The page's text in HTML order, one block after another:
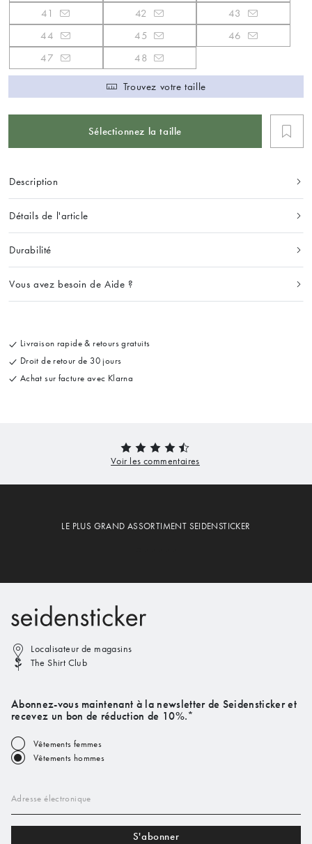
41
42
43
44
45
46
47
48
Trouvez votre taille
Sélectionnez la taille
Description
Détails de l'article
Durabilité
Vous avez besoin de Aide ?
Livraison rapide & retours gratuits
Droit de retour de 30 jours
Achat sur facture avec Klarna
LE PLUS GRAND ASSORTIMENT SEIDENSTICKER
Localisateur de magasins
The Shirt Club
Abonnez-vous maintenant à la newsletter de Seidensticker et
recevez un bon de réduction de 10%.*
Vêtements femmes
Vêtements hommes
Adresse électronique
S'abonner